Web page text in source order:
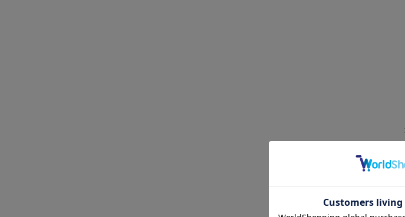
お気に入り商